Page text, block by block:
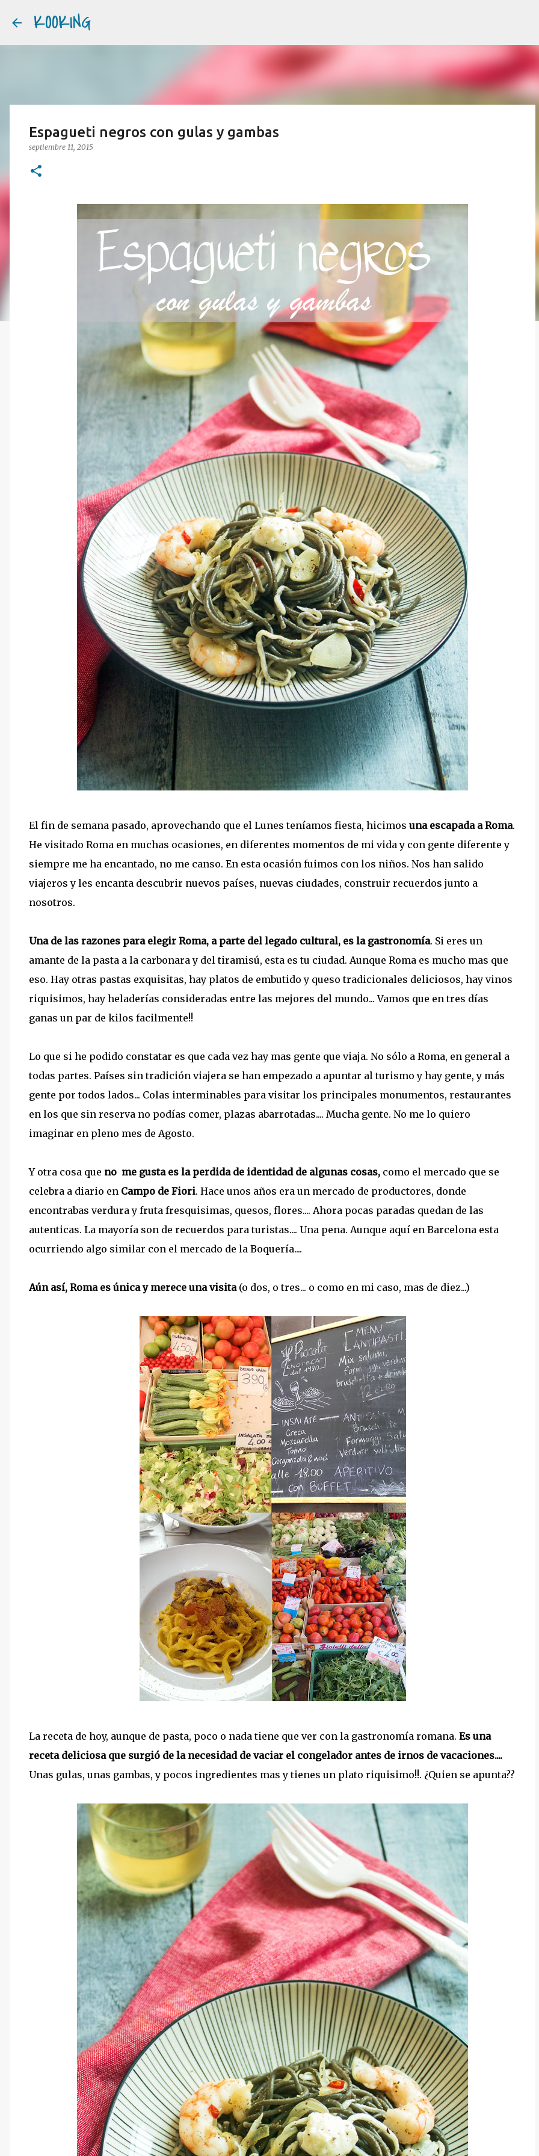
KOOKING
Espagueti negros con gulas y gambas
septiembre 11, 2015
El fin de semana pasado, aprovechando que el Lunes teníamos fiesta, hicimos una escapada a Roma.
He visitado Roma en muchas ocasiones, en diferentes momentos de mi vida y con gente diferente y
siempre me ha encantado, no me canso. En esta ocasión fuimos con los niños. Nos han salido
viajeros y les encanta descubrir nuevos países, nuevas ciudades, construir recuerdos junto a
nosotros.
Una de las razones para elegir Roma, a parte del legado cultural, es la gastronomía. Si eres un
amante de la pasta a la carbonara y del tiramisú, esta es tu ciudad. Aunque Roma es mucho mas que
eso. Hay otras pastas exquisitas, hay platos de embutido y queso tradicionales deliciosos, hay vinos
riquisimos, hay heladerías consideradas entre las mejores del mundo... Vamos que en tres días
ganas un par de kilos facilmente!!
Lo que si he podido constatar es que cada vez hay mas gente que viaja. No sólo a Roma, en general a
todas partes. Países sin tradición viajera se han empezado a apuntar al turismo y hay gente, y más
gente por todos lados... Colas interminables para visitar los principales monumentos, restaurantes
en los que sin reserva no podías comer, plazas abarrotadas.... Mucha gente. No me lo quiero
imaginar en pleno mes de Agosto.
Y otra cosa que no me gusta es la perdida de identidad de algunas cosas, como el mercado que se
celebra a diario en Campo de Fiori. Hace unos años era un mercado de productores, donde
encontrabas verdura y fruta fresquisimas, quesos, flores.... Ahora pocas paradas quedan de las
autenticas. La mayoría son de recuerdos para turistas.... Una pena. Aunque aquí en Barcelona esta
ocurriendo algo similar con el mercado de la Boquería....
Aún así, Roma es única y merece una visita (o dos, o tres... o como en mi caso, mas de diez...)
La receta de hoy, aunque de pasta, poco o nada tiene que ver con la gastronomía romana. Es una
receta deliciosa que surgió de la necesidad de vaciar el congelador antes de irnos de vacaciones....
Unas gulas, unas gambas, y pocos ingredientes mas y tienes un plato riquisimo!!. ¿Quien se apunta??